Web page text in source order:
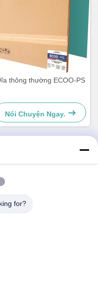
thông thường ECOO-PS
Nói Chuyện Ngay.
Hàng Châu,
for?